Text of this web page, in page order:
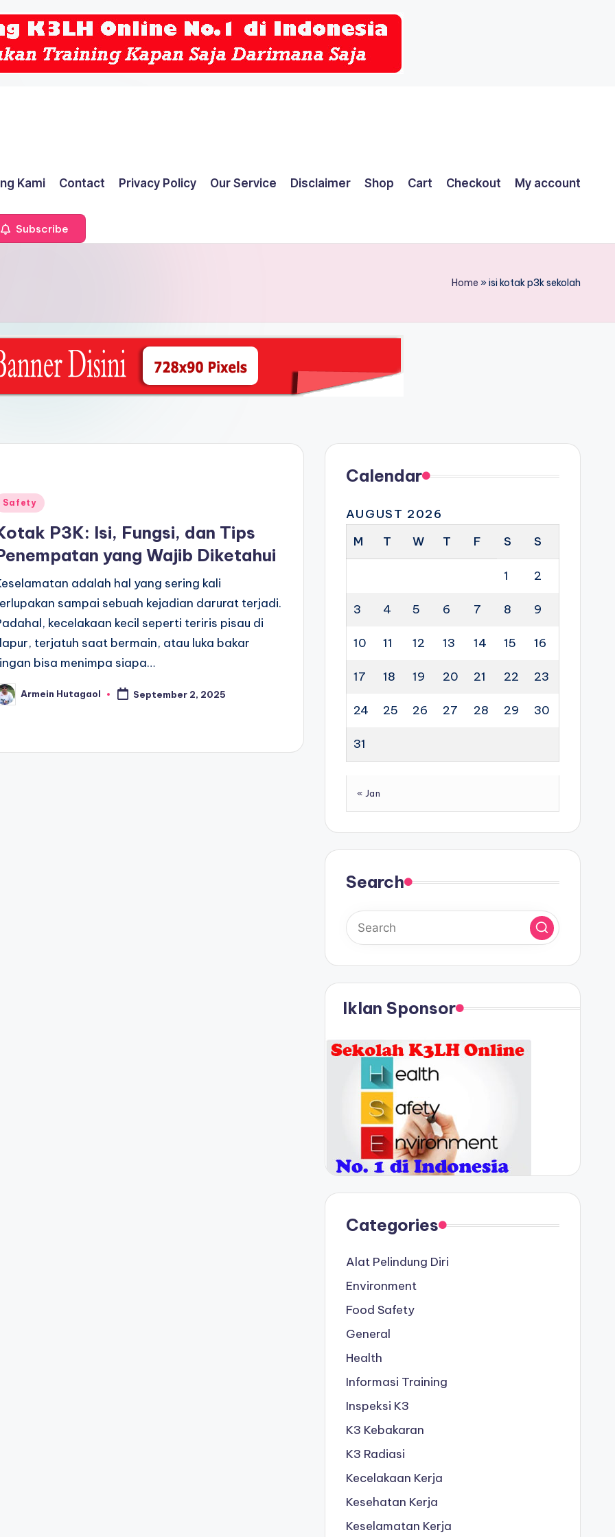
Kami Contact Privacy Policy Our Service Disclaimer Shop Cart Checkout My account
Subscribe
Home »isi kotak p3k sekolah
Safety
P3K: Isi, Fungsi, dan Tips
yang Wajib Diketahui
adalah hal yang sering kali
sampai sebuah kejadian darurat terjadi.
kecelakaan kecil seperti teriris pisau di
terjatuh saat bermain, atau luka bakar
bisa menimpa siapa…
Armein Hutagaol September 2, 2025
Calendar
AUGUST 2026
M
T W T F S S
1 2
3 4 5 6 7 8 9
10 11 12 13 14 15 16
17 18 19 20 21 22 23
24 25 26 27 28 29 30
31
« Jan
Search
Iklan Sponsor
Categories
Alat Pelindung Diri
Environment
Food Safety
General
Health
Informasi Training
Inspeksi K3
K3 Kebakaran
K3 Radiasi
Kecelakaan Kerja
Kesehatan Kerja
Keselamatan Kerja